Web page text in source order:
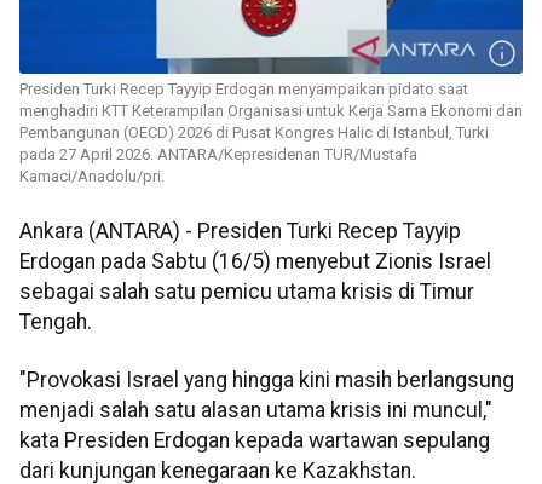
Presiden Turki Recep Tayyip Erdogan menyampaikan pidato saat
menghadiri KTT Keterampilan Organisasi untuk Kerja Sama Ekonomi dan
Pembangunan (OECD) 2026 di Pusat Kongres Halic di Istanbul, Turki
pada 27 April 2026. ANTARA/Kepresidenan TUR/Mustafa
Kamaci/Anadolu/pri.
Ankara (ANTARA) - Presiden Turki Recep Tayyip
Erdogan pada Sabtu (16/5) menyebut Zionis Israel
sebagai salah satu pemicu utama krisis di Timur
Tengah.
"Provokasi Israel yang hingga kini masih berlangsung
menjadi salah satu alasan utama krisis ini muncul,"
kata Presiden Erdogan kepada wartawan sepulang
dari kunjungan kenegaraan ke Kazakhstan.